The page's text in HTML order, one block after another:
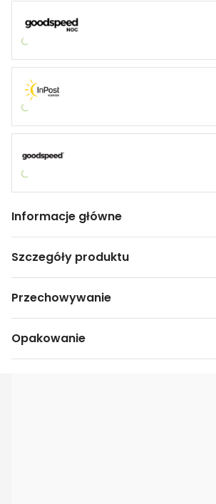
Informacje główne
Szczegóły produktu
Przechowywanie
Opakowanie